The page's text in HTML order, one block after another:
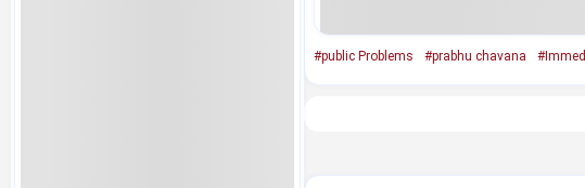
#public Problems #prabhu chavana